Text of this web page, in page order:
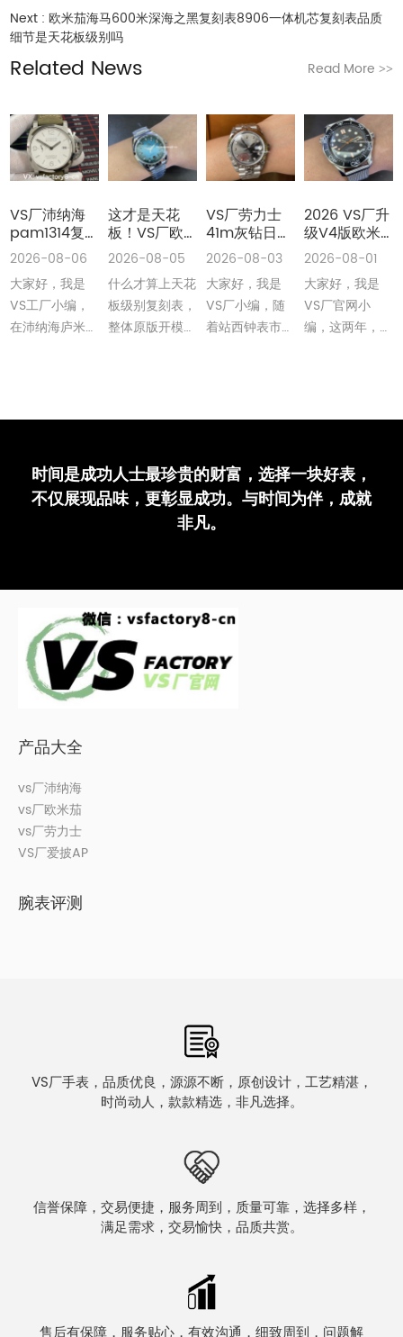
Next :欧米茄海马600米深海之黑复刻表8906一体机芯复刻表品质
细节是天花板级别吗
Related News Read More >>
VS厂沛纳海
pam1314复
刻表是最高版
本吗评测
2026-08-06
大家好，我是
VS工厂小编，
在沛纳海庐米诺
这才是天花
板！VS厂欧
米茄41m海马
150米绿松石
丹东8900机
做工细节全解
析
2026-08-05
什么才算上天花
板级别复刻表，
整体原版开模开
VS厂劳力士
41m灰钻日志
丹东3235机
无卡度版本做
工细节值不值
得入手深度评
测
2026-08-03
大家好，我是
VS厂小编，随
着站西钟表市场
2026 VS厂升
级V4版欧米
茄海马300无
暇橙针丹东
8806机整体
外观还原细节
深度评测
2026-08-01
大家好，我是
VS厂官网小
编，这两年，
时间是成功人士最珍贵的财富，选择一块好表，
不仅展现品味，更彰显成功。与时间为伴，成就
非凡。
产品大全
vs厂沛纳海
vs厂欧米茄
vs厂劳力士
VS厂爱披AP
腕表评测
VS厂手表，品质优良，源源不断，原创设计，工艺精湛，
时尚动人，款款精选，非凡选择。
信誉保障，交易便捷，服务周到，质量可靠，选择多样，
满足需求，交易愉快，品质共赏。